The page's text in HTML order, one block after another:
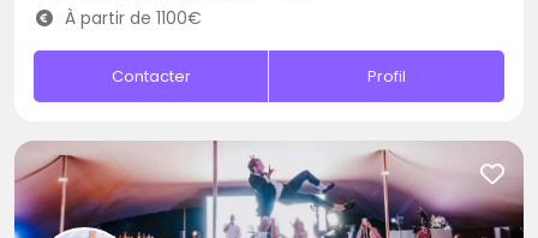
À partir de 1100€
Contacter Profil